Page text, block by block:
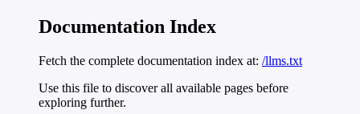
Documentation Index
Fetch the complete documentation index at: /llms.txt
Use this file to discover all available pages before
exploring further.